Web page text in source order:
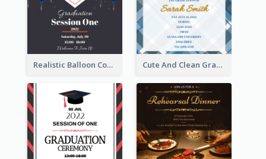
Realistic Balloon Cool Graduation Ceremony Design Cute And Clean Graduation Ceremony Invitation Design Ideas